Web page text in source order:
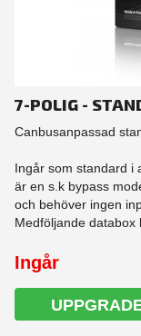
7-POLIG -
Canbusanpassad
Ingår som standard i
är en s.k bypass
och behöver ingen
Medföljande databox
Ingår